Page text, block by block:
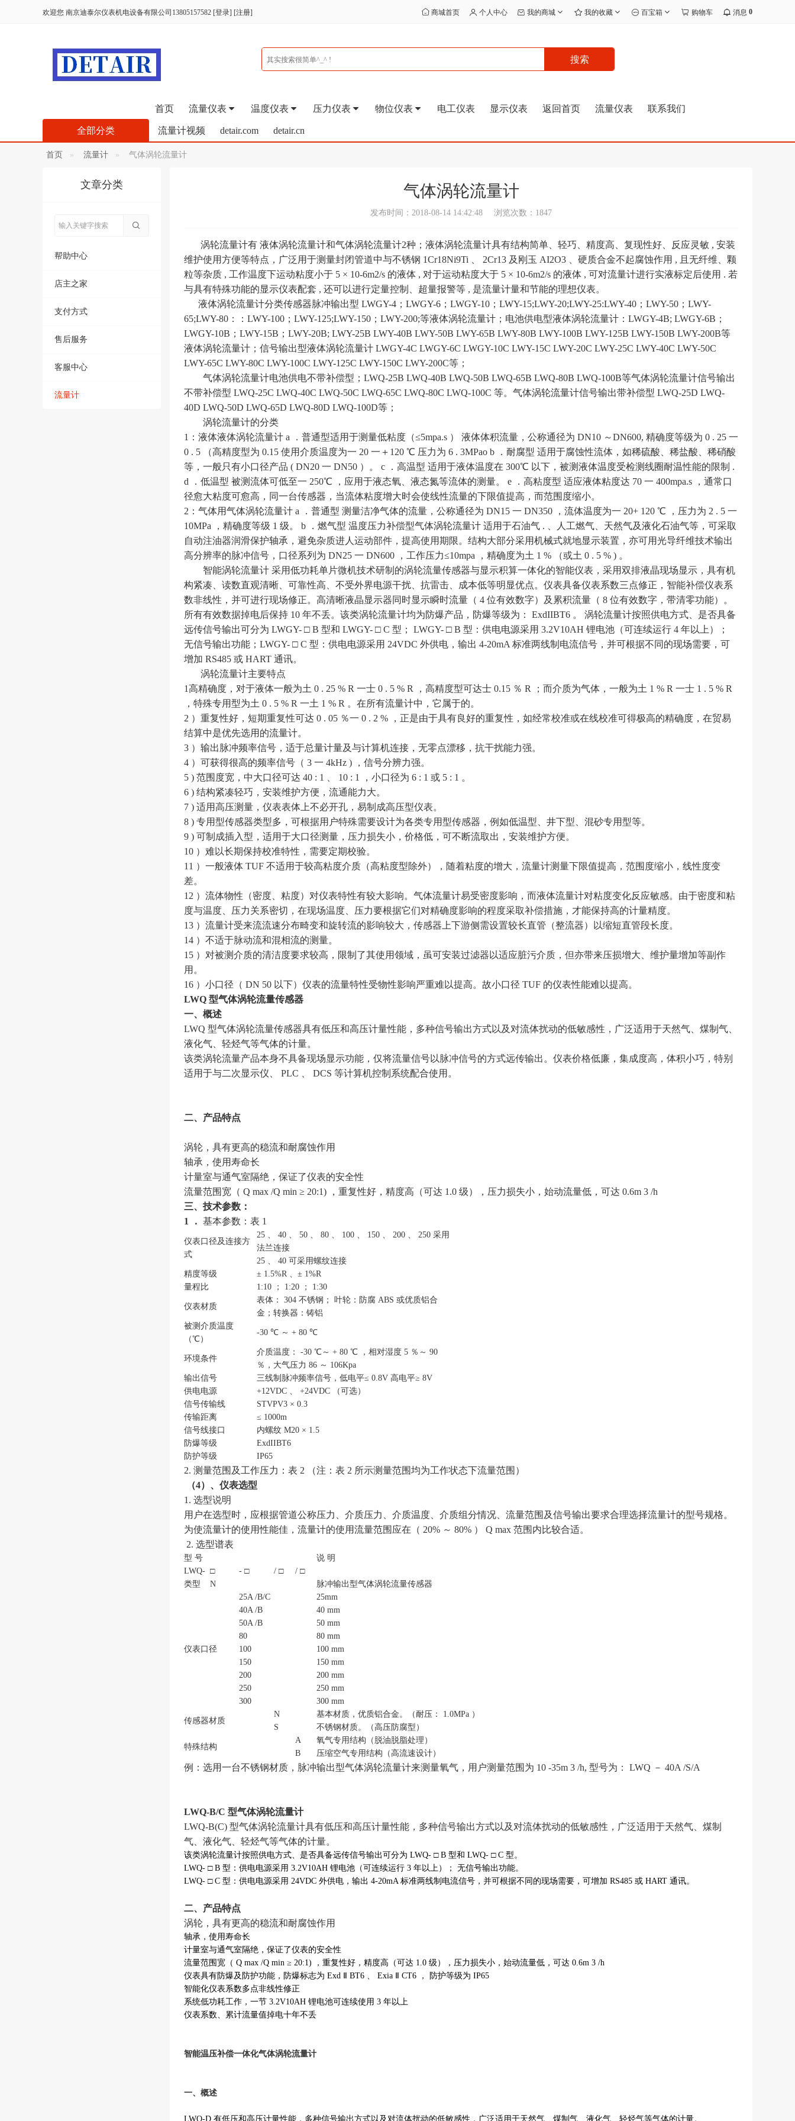
欢迎您 南京迪泰尔仪表机电设备有限公司13805157582 [登录] [注册] 商城首页 个人中心 我的商城 我的收藏 百宝箱 购物车 消息 0
搜索
首页 流量仪表 温度仪表 压力仪表 物位仪表 电工仪表 显示仪表 返回首页 流量仪表 联系我们
流量计视频 detair.com detair.cn
全部分类
首页 流量计 气体涡轮流量计
气体涡轮流量计
发布时间：2018-08-14 14:42:48 浏览次数：1847
涡轮流量计有 液体涡轮流量计和气体涡轮流量计2种；液体涡轮流量计具有结构简单、轻巧、精度高、复现性好、反应灵敏 , 安装
维护使用方便等特点，广泛用于测量封闭管道中与不锈钢 1Cr18Ni9Ti 、 2Cr13 及刚玉 AI2O3 、硬质合金不起腐蚀作用 , 且无纤维、颗
粒等杂质 , 工作温度下运动粘度小于 5 × 10-6m2/s 的液体 , 对于运动粘度大于 5 × 10-6m2/s 的液体 , 可对流量计进行实液标定后使用 . 若
与具有特殊功能的显示仪表配套 , 还可以进行定量控制、超量报警等 , 是流量计量和节能的理想仪表。
液体涡轮流量计分类传感器脉冲输出型 LWGY-4；LWGY-6；LWGY-10；LWY-15;LWY-20;LWY-25:LWY-40；LWY-50；LWY-
65;LWY-80：：LWY-100；LWY-125;LWY-150；LWY-200;等液体涡轮流量计；电池供电型液体涡轮流量计：LWGY-4B; LWGY-6B；
LWGY-10B；LWY-15B；LWY-20B; LWY-25B LWY-40B LWY-50B LWY-65B LWY-80B LWY-100B LWY-125B LWY-150B LWY-200B等
液体涡轮流量计；信号输出型液体涡轮流量计 LWGY-4C LWGY-6C LWGY-10C LWY-15C LWY-20C LWY-25C LWY-40C LWY-50C
LWY-65C LWY-80C LWY-100C LWY-125C LWY-150C LWY-200C等；
气体涡轮流量计电池供电不带补偿型；LWQ-25B LWQ-40B LWQ-50B LWQ-65B LWQ-80B LWQ-100B等气体涡轮流量计信号输出
不带补偿型 LWQ-25C LWQ-40C LWQ-50C LWQ-65C LWQ-80C LWQ-100C 等。气体涡轮流量计信号输出带补偿型 LWQ-25D LWQ-
40D LWQ-50D LWQ-65D LWQ-80D LWQ-100D等；
涡轮流量计的分类
1：液体液体涡轮流量计 a ．普通型适用于测量低粘度（≤5mpa.s ） 液体体积流量，公称通径为 DN10 ～DN600, 精确度等级为 0 . 25 一
0 . 5 （高精度型为 0.15 使用介质温度为一 20 一＋120 ℃ 压力为 6 . 3MPao b ．耐腐型 适用于腐蚀性流体，如稀硫酸、稀盐酸、稀硝酸
等，一般只有小口径产品 ( DN20 一 DN50 ）。 c ．高温型 适用于液体温度在 300℃ 以下，被测液体温度受检测线圈耐温性能的限制 .
d ．低温型 被测流体可低至一 250℃ ，应用于液态氧、液态氮等流体的测量。 e ．高粘度型 适应液体粘度达 70 一 400mpa.s ，通常口
径愈大粘度可愈高，同一台传感器，当流体粘度增大时会使线性流量的下限值提高，而范围度缩小。
2：气体用气体涡轮流量计 a ．普通型 测量洁净气体的流量，公称通径为 DN15 一 DN350 ，流体温度为一 20+ 120 ℃ ，压力为 2 . 5 一
10MPa ，精确度等级 1 级。 b ．燃气型 温度压力补偿型气体涡轮流量计 适用于石油气 . 、人工燃气、天然气及液化石油气等，可采取
自动注油器润滑保护轴承，避免杂质进人运动部件，提高使用期限。结构大部分采用机械式就地显示装置，亦可用光导纤维技术输出
高分辨率的脉冲信号，口径系列为 DN25 一 DN600 ，工作压力≤10mpa ，精确度为土 1 % （或土 0 . 5 % ) 。
智能涡轮流量计 采用低功耗单片微机技术研制的涡轮流量传感器与显示积算一体化的智能仪表，采用双排液晶现场显示，具有机
构紧凑、读数直观清晰、可靠性高、不受外界电源干扰、抗雷击、成本低等明显优点。仪表具备仪表系数三点修正，智能补偿仪表系
数非线性，并可进行现场修正。高清晰液晶显示器同时显示瞬时流量（ 4 位有效数字）及累积流量（ 8 位有效数字，带清零功能）。
所有有效数据掉电后保持 10 年不丢。该类涡轮流量计均为防爆产品，防爆等级为： ExdIIBT6 。 涡轮流量计按照供电方式、是否具备
远传信号输出可分为 LWGY- □ B 型和 LWGY- □ C 型； LWGY- □ B 型：供电电源采用 3.2V10AH 锂电池（可连续运行 4 年以上）；
无信号输出功能；LWGY- □ C 型：供电电源采用 24VDC 外供电，输出 4-20mA 标准两线制电流信号，并可根据不同的现场需要，可
增加 RS485 或 HART 通讯。
涡轮流量计主要特点
1高精确度，对于液体一般为土 0 . 25 % R 一士 0 . 5 % R ，高精度型可达士 0.15 ％ R ；而介质为气体，一般为土 1 % R 一士 1 . 5 % R
，特殊专用型为土 0 . 5 % R 一土 1 % R 。在所有流量计中，它属于的。
2 ）重复性好，短期重复性可达 0 . 05 ％一 0 . 2 % ，正是由于具有良好的重复性，如经常校准或在线校准可得极高的精确度，在贸易
结算中是优先选用的流量计。
3 ）输出脉冲频率信号，适于总量计量及与计算机连接，无零点漂移，抗干扰能力强。
4 ）可获得很高的频率信号（ 3 一 4kHz ) ，信号分辨力强。
5 ) 范围度宽，中大口径可达 40 : 1 、 10 : 1 ，小口径为 6 : 1 或 5 : 1 。
6 ) 结构紧凑轻巧，安装维护方便，流通能力大。
7 ) 适用高压测量，仪表表体上不必开孔，易制成高压型仪表。
8 ) 专用型传感器类型多，可根据用户特殊需要设计为各类专用型传感器，例如低温型、井下型、混砂专用型等。
9 ) 可制成插入型，适用于大口径测量，压力损失小，价格低，可不断流取出，安装维护方便。
10 ）难以长期保持校准特性，需要定期校验。
11 ）一般液体 TUF 不适用于较高粘度介质（高粘度型除外），随着粘度的增大，流量计测量下限值提高，范围度缩小，线性度变
差。
12 ）流体物性（密度、粘度）对仪表特性有较大影响。气体流量计易受密度影响，而液体流量计对粘度变化反应敏感。由于密度和粘
度与温度、压力关系密切，在现场温度、压力要根据它们对精确度影响的程度采取补偿措施，才能保持高的计量精度。
13 ）流量计受来流流速分布畸变和旋转流的影响较大，传感器上下游侧需设置较长直管（整流器）以缩短直管段长度。
14 ）不适于脉动流和混相流的测量。
15 ）对被测介质的清洁度要求较高，限制了其使用领域，虽可安装过滤器以适应脏污介质，但亦带来压损增大、维护量增加等副作
用。
16 ）小口径（ DN 50 以下）仪表的流量特性受物性影响严重难以提高。故小口径 TUF 的仪表性能难以提高。
LWQ 型气体涡轮流量传感器
一、概述
LWQ 型气体涡轮流量传感器具有低压和高压计量性能，多种信号输出方式以及对流体扰动的低敏感性，广泛适用于天然气、煤制气、
液化气、轻烃气等气体的计量。
该类涡轮流量产品本身不具备现场显示功能，仅将流量信号以脉冲信号的方式远传输出。仪表价格低廉，集成度高，体积小巧，特别
适用于与二次显示仪、 PLC 、 DCS 等计算机控制系统配合使用。
二、产品特点
涡轮，具有更高的稳流和耐腐蚀作用
轴承，使用寿命长
计量室与通气室隔绝，保证了仪表的安全性
流量范围宽（ Q max /Q min ≥ 20:1) ，重复性好，精度高（可达 1.0 级），压力损失小，始动流量低，可达 0.6m 3 /h
三、技术参数：
1 ． 基本参数：表 1
仪表口径及连接方
式
25 、 40 、 50 、 80 、 100 、 150 、 200 、 250 采用
法兰连接
25 、 40 可采用螺纹连接
精度等级
± 1.5%R 、± 1%R
量程比
1:10 ； 1:20 ； 1:30
仪表材质
表体： 304 不锈钢； 叶轮：防腐 ABS 或优质铝合
金；转换器：铸铝
被测介质温度
（℃）
-30 ℃ ～ + 80 ℃
环境条件
介质温度： -30 ℃～ + 80 ℃ ，相对湿度 5 ％～ 90
％，大气压力 86 ～ 106Kpa
输出信号
三线制脉冲频率信号，低电平≤ 0.8V 高电平≥ 8V
供电电源
+12VDC 、 +24VDC （可选）
信号传输线
STVPV3 × 0.3
传输距离
≤ 1000m
信号线接口
内螺纹 M20 × 1.5
防爆等级
ExdIIBT6
防护等级
IP65
2. 测量范围及工作压力：表 2 （注：表 2 所示测量范围均为工作状态下流量范围）
（4）、仪表选型
1. 选型说明
用户在选型时，应根据管道公称压力、介质压力、介质温度、介质组分情况、流量范围及信号输出要求合理选择流量计的型号规格。
为使流量计的使用性能佳，流量计的使用流量范围应在（ 20% ～ 80% ） Q max 范围内比较合适。
2. 选型谱表
型 号
说 明
LWQ- □ - □ / □
/ □
类型
N 脉冲输出型气体涡轮流量传感器
仪表口径
25A /B/C
25mm
40A /B
40 mm
50A /B
50 mm
80
80 mm
100
100 mm
150
150 mm
200
200 mm
250
250 mm
300
300 mm
传感器材质
N
基本材质，优质铝合金。（耐压： 1.0MPa ）
S
不锈钢材质。（高压防腐型）
特殊结构
A
氧气专用结构（脱油脱脂处理）
B
压缩空气专用结构（高流速设计）
例：选用一台不锈钢材质，脉冲输出型气体涡轮流量计来测量氧气，用户测量范围为 10 -35m 3 /h, 型号为： LWQ － 40A /S/A
LWQ-B/C 型气体涡轮流量计
LWQ-B(C) 型气体涡轮流量计具有低压和高压计量性能，多种信号输出方式以及对流体扰动的低敏感性，广泛适用于天然气、煤制
气、液化气、轻烃气等气体的计量。
该类涡轮流量计按照供电方式、是否具备远传信号输出可分为 LWQ- □ B 型和 LWQ- □ C 型。
LWQ- □ B 型：供电电源采用 3.2V10AH 锂电池（可连续运行 3 年以上）； 无信号输出功能。
LWQ- □ C 型：供电电源采用 24VDC 外供电，输出 4-20mA 标准两线制电流信号，并可根据不同的现场需要，可增加 RS485 或 HART 通讯。
二、产品特点
涡轮，具有更高的稳流和耐腐蚀作用
轴承，使用寿命长
计量室与通气室隔绝，保证了仪表的安全性
流量范围宽（ Q max /Q min ≥ 20:1) ，重复性好，精度高（可达 1.0 级），压力损失小，始动流量低，可达 0.6m 3 /h
仪表具有防爆及防护功能，防爆标志为 Exd Ⅱ BT6 、 Exia Ⅱ CT6 ， 防护等级为 IP65
智能化仪表系数多点非线性修正
系统低功耗工作，一节 3.2V10AH 锂电池可连续使用 3 年以上
仪表系数、累计流量值掉电十年不丢
智能温压补偿一体化气体涡轮流量计
一、概述
LWQ-D 有低压和高压计量性能，多种信号输出方式以及对流体扰动的低敏感性，广泛适用于天然气、煤制气、液化气、轻烃气等气体的计量。
文章分类
帮助中心
店主之家
支付方式
售后服务
客服中心
流量计